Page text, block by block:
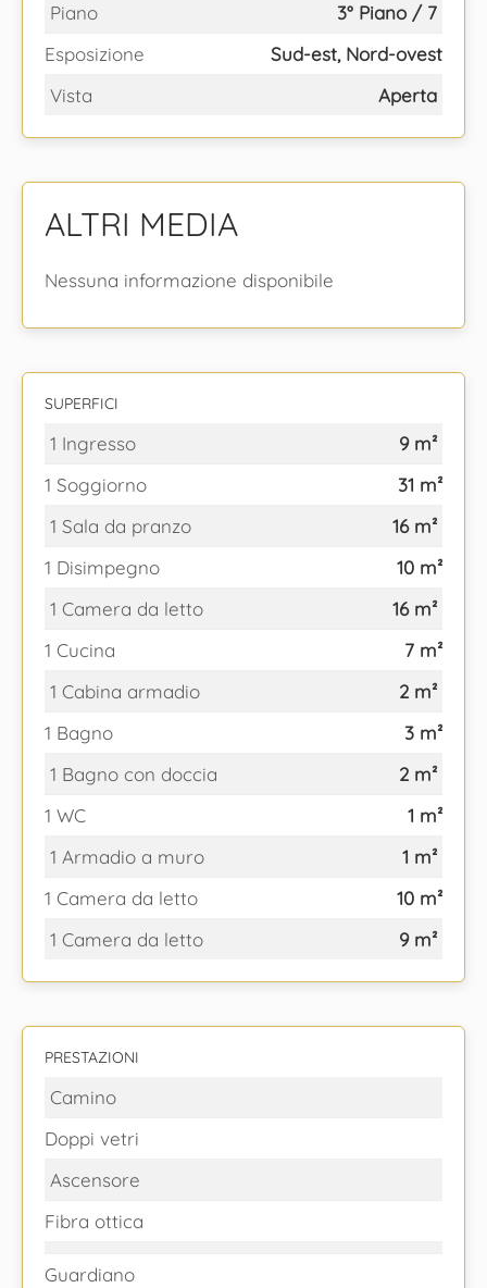
Piano
3° Piano / 7
Esposizione
Sud-est, Nord-ovest
Vista
Aperta
ALTRI MEDIA
Nessuna informazione disponibile
SUPERFICI
1 Ingresso
9 m²
1 Soggiorno
31 m²
1 Sala da pranzo
16 m²
1 Disimpegno
10 m²
1 Camera da letto
16 m²
1 Cucina
7 m²
1 Cabina armadio
2 m²
1 Bagno
3 m²
1 Bagno con doccia
2 m²
1 WC
1 m²
1 Armadio a muro
1 m²
1 Camera da letto
10 m²
1 Camera da letto
9 m²
PRESTAZIONI
Camino
Doppi vetri
Ascensore
Fibra ottica
Guardiano